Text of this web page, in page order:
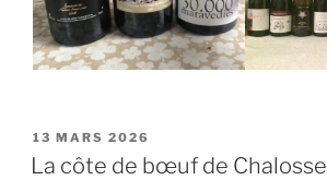
PUBLIÉ
LE
13 MARS 2026
La côte de bœuf de Chalosse